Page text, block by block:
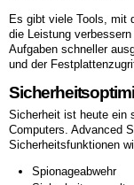
Es gibt viele Tools, mit
die Leistung
Aufgaben schneller
und der
Sicherheit ist heute ein
Computers. Advanced
Sicherheitsfunktionen
Spionageabwehr